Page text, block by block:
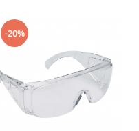
-20%